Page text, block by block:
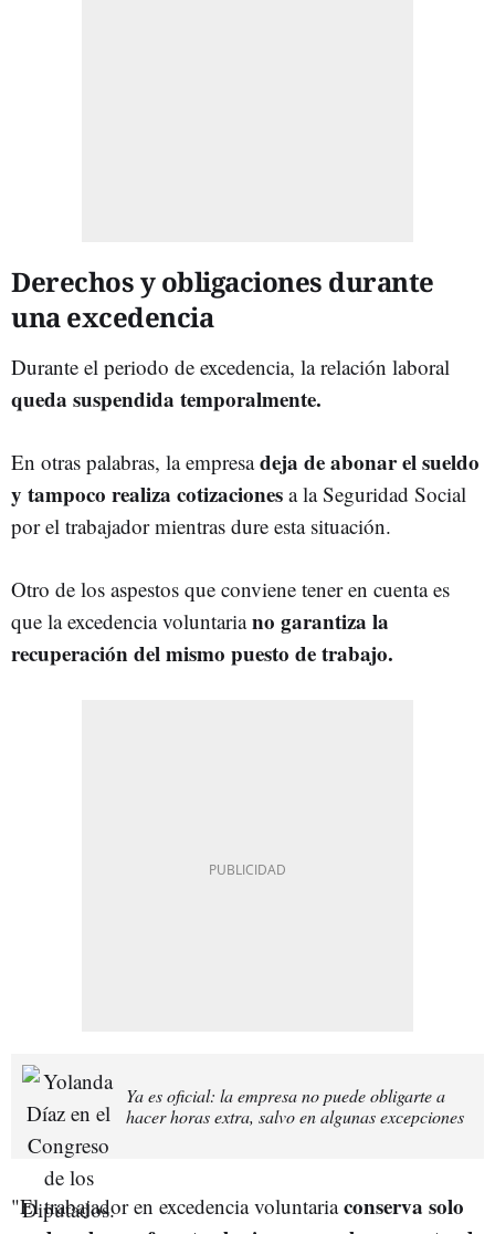
Derechos y obligaciones durante
una excedencia
Durante el periodo de excedencia, la relación laboral
queda suspendida temporalmente.
En otras palabras, la empresadeja de abonar el sueldo
y tampoco realiza cotizaciones a la Seguridad Social
por el trabajador mientras dure esta situación.
Otro de los aspestos que conviene tener en cuenta es
que la excedencia voluntariano garantiza la
recuperación del mismo puesto de trabajo.
Ya es oficial: la empresa no puede obligarte a
hacer horas extra, salvo en algunas excepciones
"El trabajador en excedencia voluntariaconserva solo